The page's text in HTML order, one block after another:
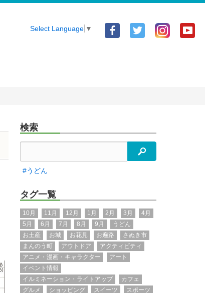
Facebook
Twitter
Select Language ▼
検索
検索
#うどん
タグ一覧
10月 11月 12月 1月 2月 3月
4月
5月
6月 7月 8月 9月
うどん
お土産
お城 お花見 お遍路
さぬき市
まんのう町
アウトドア
アクティビティ
アニメ・漫画・キャラクター
アート
イベント情報
イルミネーション・ライトアップ
カフェ
グルメ
ショッピング スイーツ
スポーツ